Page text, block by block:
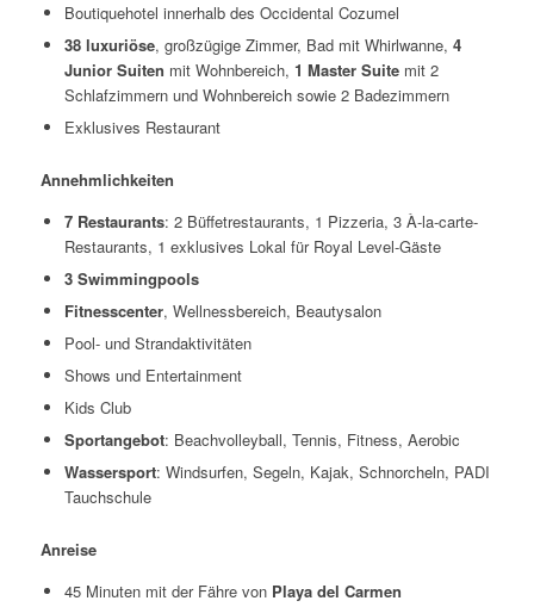
Boutiquehotel innerhalb des Occidental Cozumel
38 luxuriöse, großzügige Zimmer, Bad mit Whirlwanne, 4
Junior Suiten mit Wohnbereich, 1 Master Suitemit 2
Schlafzimmern und Wohnbereich sowie 2 Badezimmern
Exklusives Restaurant
Annehmlichkeiten
7 Restaurants: 2 Büffetrestaurants, 1 Pizzeria, 3 À-la-carte-
Restaurants, 1 exklusives Lokal für Royal Level-Gäste
3 Swimmingpools
Fitnesscenter, Wellnessbereich, Beautysalon
Pool- und Strandaktivitäten
Shows und Entertainment
Kids Club
Sportangebot: Beachvolleyball, Tennis, Fitness, Aerobic
Wassersport: Windsurfen, Segeln, Kajak, Schnorcheln, PADI
Tauchschule
Anreise
45 Minuten mit der Fähre von Playa del Carmen